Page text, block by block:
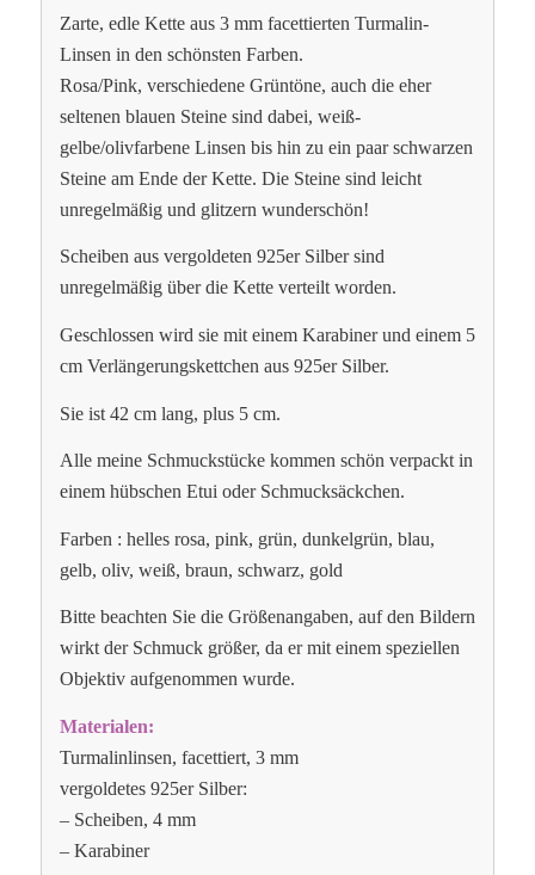
Zarte, edle Kette aus 3 mm facettierten Turmalin-
Linsen in den schönsten Farben.
Rosa/Pink, verschiedene Grüntöne, auch die eher
seltenen blauen Steine sind dabei, weiß-
gelbe/olivfarbene Linsen bis hin zu ein paar schwarzen
Steine am Ende der Kette. Die Steine sind leicht
unregelmäßig und glitzern wunderschön!
Scheiben aus vergoldeten 925er Silber sind
unregelmäßig über die Kette verteilt worden.
Geschlossen wird sie mit einem Karabiner und einem 5
cm Verlängerungskettchen aus 925er Silber.
Sie ist 42 cm lang, plus 5 cm.
Alle meine Schmuckstücke kommen schön verpackt in
einem hübschen Etui oder Schmucksäckchen.
Farben : helles rosa, pink, grün, dunkelgrün, blau,
gelb, oliv, weiß, braun, schwarz, gold
Bitte beachten Sie die Größenangaben, auf den Bildern
wirkt der Schmuck größer, da er mit einem speziellen
Objektiv aufgenommen wurde.
Materialen:
Turmalinlinsen, facettiert, 3 mm
vergoldetes 925er Silber:
– Scheiben, 4 mm
– Karabiner